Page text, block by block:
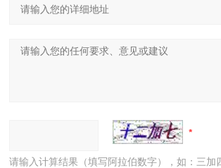
请输入计算结果（填写阿拉伯数字），如：三加